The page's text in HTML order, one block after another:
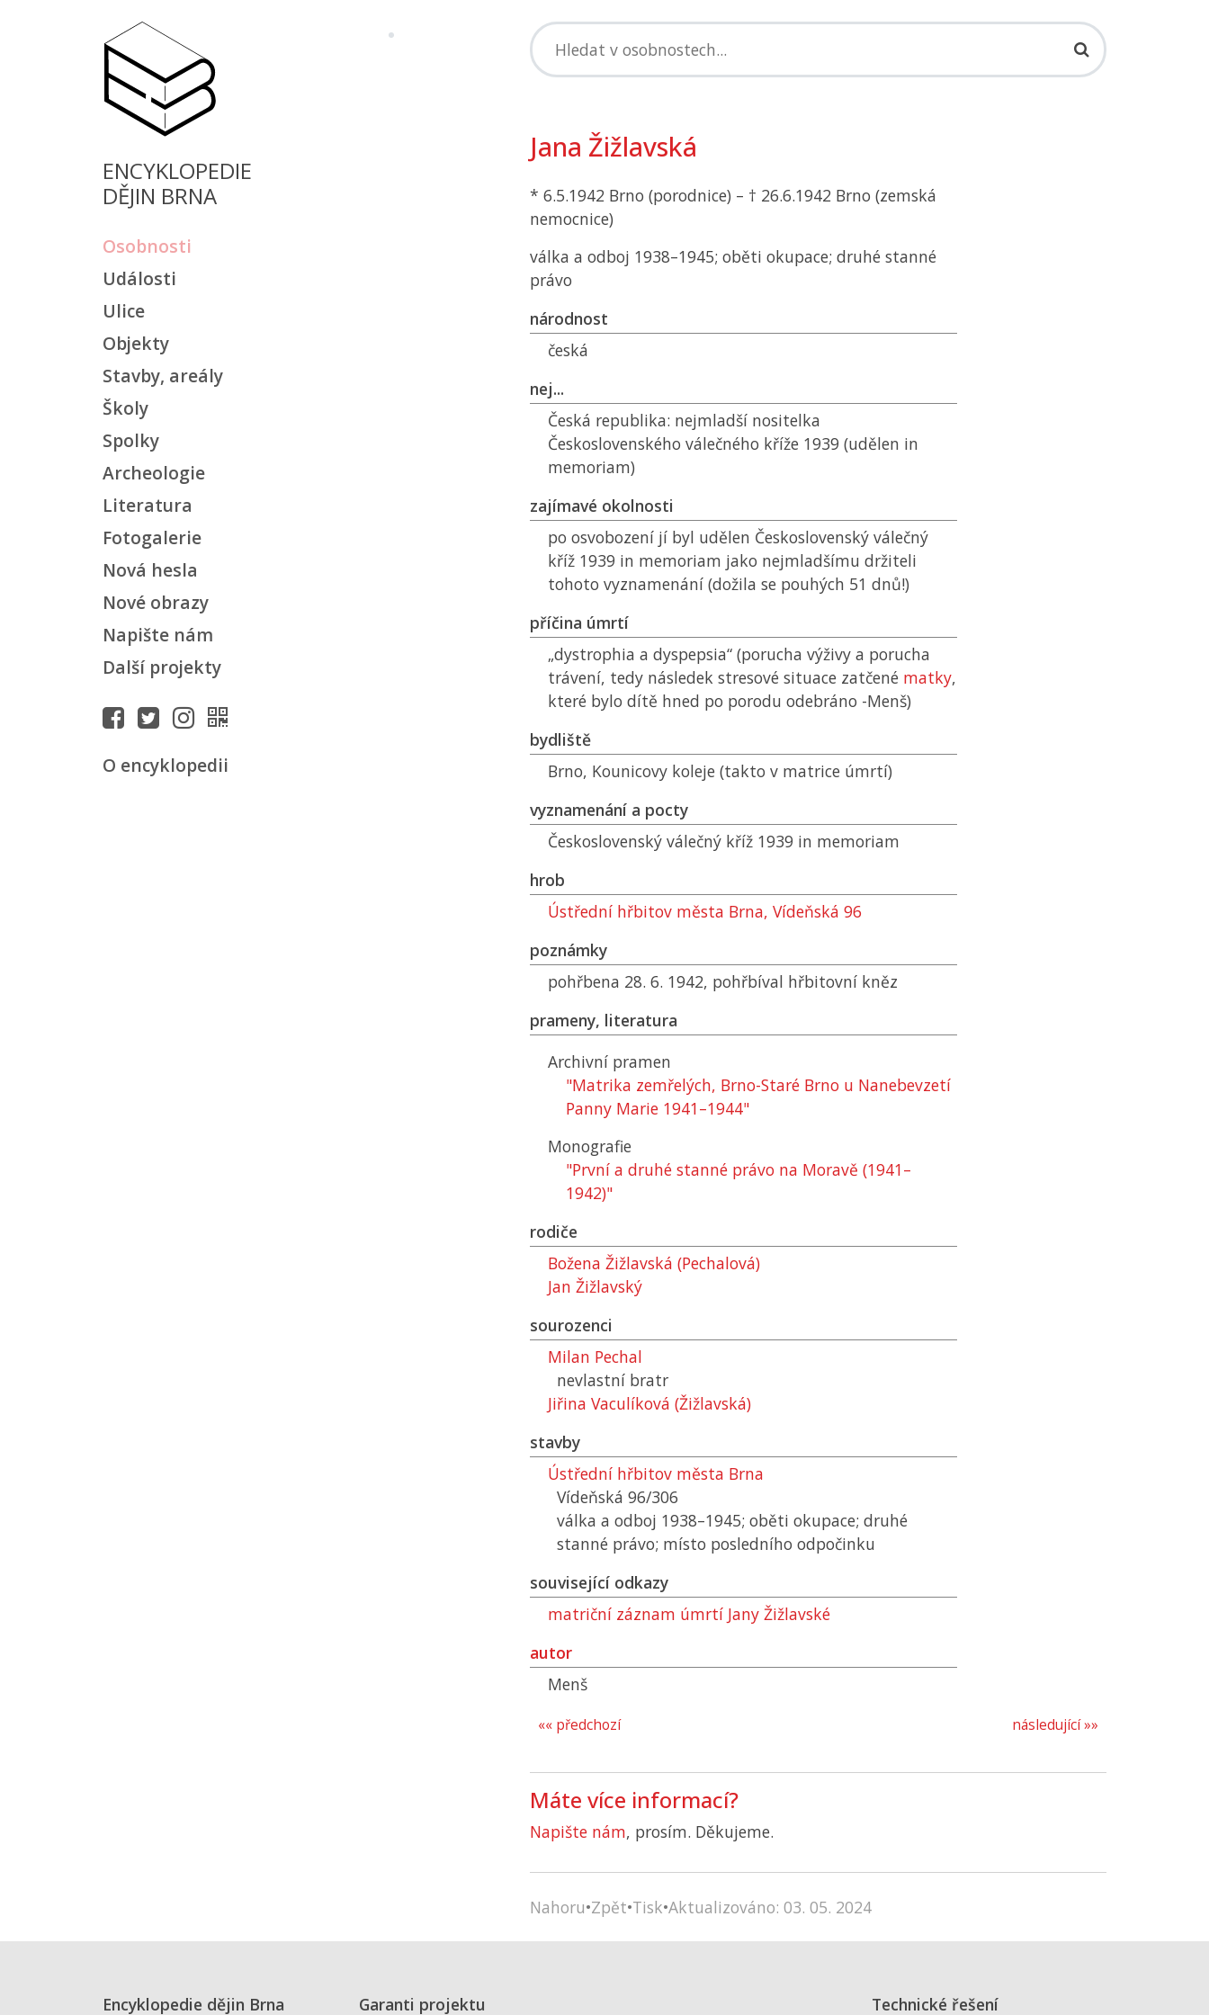
ENCYKLOPEDIE
DĚJIN BRNA
Osobnosti
Události
Ulice
Objekty
Stavby, areály
Školy
Spolky
Archeologie
Literatura
Fotogalerie
Nová hesla
Nové obrazy
Napište nám
Další projekty
O encyklopedii
Jana Žižlavská
* 6.5.1942 Brno (porodnice) – † 26.6.1942 Brno (zemská
nemocnice)
válka a odboj 1938–1945; oběti okupace; druhé stanné
právo
národnost
česká
nej...
Česká republika: nejmladší nositelka
Československého válečného kříže 1939 (udělen in
memoriam)
zajímavé okolnosti
po osvobození jí byl udělen Československý válečný
kříž 1939 in memoriam jako nejmladšímu držiteli
tohoto vyznamenání (dožila se pouhých 51 dnů!)
příčina úmrtí
„dystrophia a dyspepsia“ (porucha výživy a porucha
trávení, tedy následek stresové situace zatčené matky,
které bylo dítě hned po porodu odebráno -Menš)
bydliště
Brno, Kounicovy koleje (takto v matrice úmrtí)
vyznamenání a pocty
Československý válečný kříž 1939 in memoriam
hrob
Ústřední hřbitov města Brna, Vídeňská 96
poznámky
pohřbena 28. 6. 1942, pohřbíval hřbitovní kněz
prameny, literatura
Archivní pramen
"Matrika zemřelých, Brno-Staré Brno u Nanebevzetí
Panny Marie 1941–1944"
Monografie
"První a druhé stanné právo na Moravě (1941–
1942)"
rodiče
Božena Žižlavská (Pechalová)
Jan Žižlavský
sourozenci
Milan Pechal
nevlastní bratr
Jiřina Vaculíková (Žižlavská)
stavby
Ústřední hřbitov města Brna
Vídeňská 96/306
válka a odboj 1938–1945; oběti okupace; druhé
stanné právo; místo posledního odpočinku
související odkazy
matriční záznam úmrtí Jany Žižlavské
autor
Menš
následující »»
«« předchozí
Máte více informací?
Napište nám, prosím. Děkujeme.
Nahoru•Zpět•Tisk•Aktualizováno: 03. 05. 2024
Encyklopedie dějin Brna Garanti projektu Technické řešení